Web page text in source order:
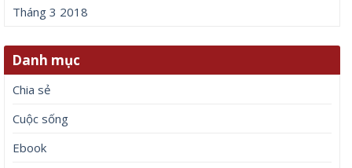
Tháng 3 2018
Danh mục
Chia sẻ
Cuộc sống
Ebook